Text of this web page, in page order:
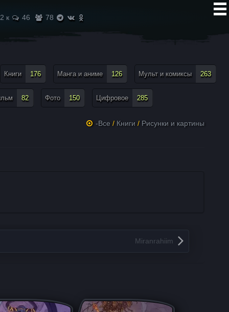
2 к 46 78
Книги 176 Манга и аниме 126 Мульт и комиксы 263
82 Фото 150 Цифровое 285
-Все / Книги / Рисунки и картины
Miranrahiim